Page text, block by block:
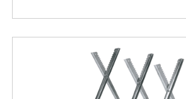
18/7: -transparent -Außenmaß: 18
x T x H) Basic 18/9: -transparent -
x 15 x 4 cm (B x T x H) Basic 29/9:
-Außenmaß: 29 x 15 x 4 cm (B x T
29/9: -transparent-rot -Außenmaß:
4,6 cm (B x T x H) Basic 29/15: -